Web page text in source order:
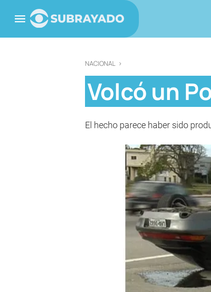
NACIONAL >
Volcó un
El hecho parece haber sido